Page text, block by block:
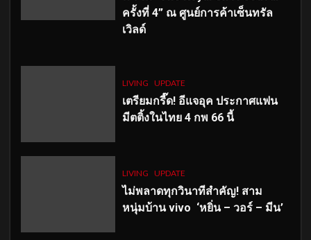
ครั้งที่ 4” ณ ศูนย์การค้าเซ็นทรัล
เวิลด์
LIVING UPDATE
เตรียมกรี๊ด! อีแจอุค ประกาศแฟน
มีตติ้งในไทย 4 กพ 66 นี้
LIVING UPDATE
ไม่พลาดทุกวินาทีสำคัญ! สาม
หนุ่มบ้าน vivo ‘หยิ่น – วอร์ – มีน’